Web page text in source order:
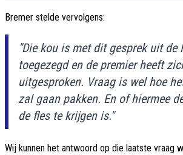
Bremer stelde vervolgens:
"Die kou is met dit gesprek uit de
toegezegd en de premier heeft
uitgesproken. Vraag is wel hoe
zal gaan pakken. En of hiermee
de fles te krijgen is."
Wij kunnen het antwoord op die laatste vraag